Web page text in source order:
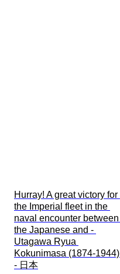
Hurray! A great victory for
the Imperial fleet in the
naval encounter between
the Japanese and -
Utagawa Ryua
Kokunimasa (1874-1944)
- 日本